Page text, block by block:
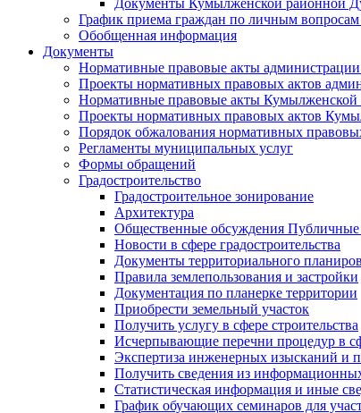
Документы Кумылженской районной
График приема граждан по личным вопросам
Обобщенная информация
Документы
Нормативные правовые акты
Проекты нормативных правовых актов
Нормативные правовые акты
Проекты нормативных правовых актов
Порядок обжалования нормативных
Регламенты муниципальных услуг
Формы обращений
Градостроительство
Градостроительное зонирование
Архитектура
Общественные обсуждения
Новости в сфере градостроительства
Документы территориального
Правила землепользования и застройки
Документация по планерке территории
Приобрести земельный участок
Получить услугу в сфере строительства
Исчерпывающие перечни процедур в
Экспертиза инженерных изысканий и
Получить сведения из
Статистическая информация и иные
График обучающих семинаров для